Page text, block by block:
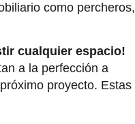
como percheros,
cualquier espacio!
a la perfección a
proyecto. Estas